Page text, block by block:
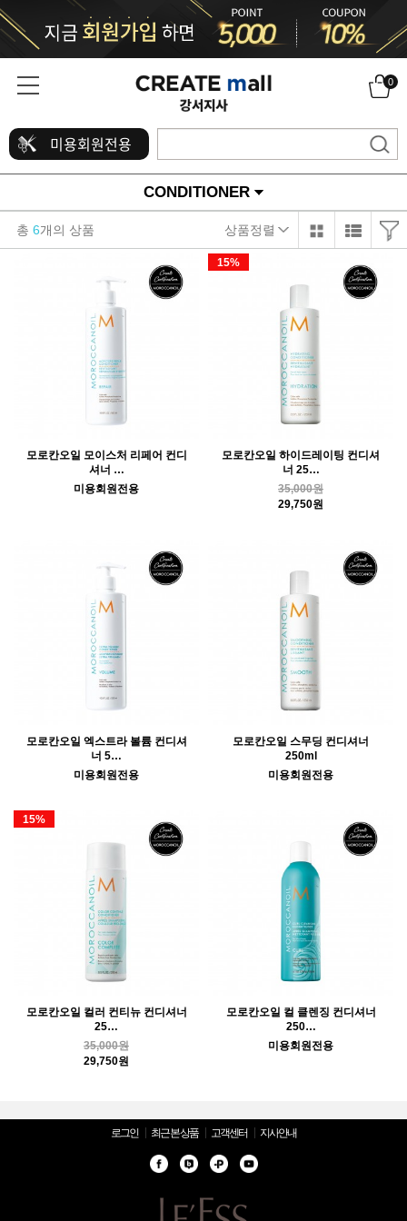
0
미용회원전용
CONDITIONER
총 6개의 상품 상품정렬
모로칸오일 모이스처 리페어 컨디
셔너 …
미용회원전용
모로칸오일 하이드레이팅 컨디셔
너 25…
15%
35,000원
29,750원
모로칸오일 엑스트라 볼륨 컨디셔
너 5…
미용회원전용
모로칸오일 스무딩 컨디셔너
250ml
미용회원전용
모로칸오일 컬러 컨티뉴 컨디셔너
25…
15%
35,000원
29,750원
모로칸오일 컬 클렌징 컨디셔너
250…
미용회원전용
로그인 최근 본 상품 고객센터 지사안내